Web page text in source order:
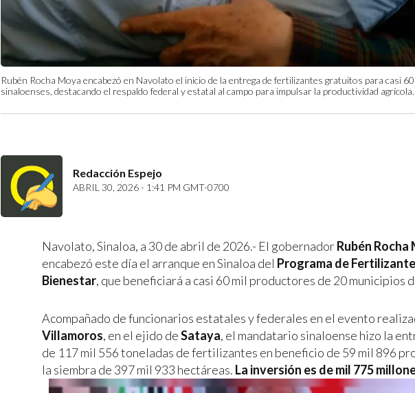
Rubén Rocha Moya encabezó en Navolato el inicio de la entrega de fertilizantes gratuitos para casi
sinaloenses, destacando el respaldo federal y estatal al campo para impulsar la productividad agrícola.
Redacción Espejo
ABRIL 30, 2026 - 1:41 PM GMT-0700
Navolato, Sinaloa, a 30 de abril de 2026.- El gobernadorRubén Rocha
encabezó este día el arranque en Sinaloa del Programa de
Bienestar, que beneficiará a casi 60 mil productores de 20 municipios
Acompañado de funcionarios estatales y federales en el evento
Villamoros, en el ejido deSataya, el mandatario sinaloense hizo la
de 117 mil 556 toneladas de fertilizantes en beneficio de 59 mil 896
la siembra de 397 mil 933 hectáreas. La inversión es de mil 775